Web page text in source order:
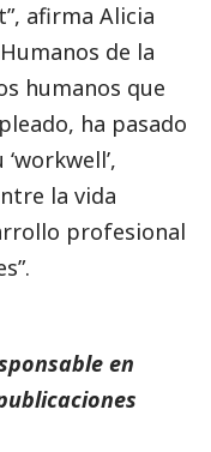
afirma Alicia
de la
humanos que
ha pasado
la vida
profesional
en